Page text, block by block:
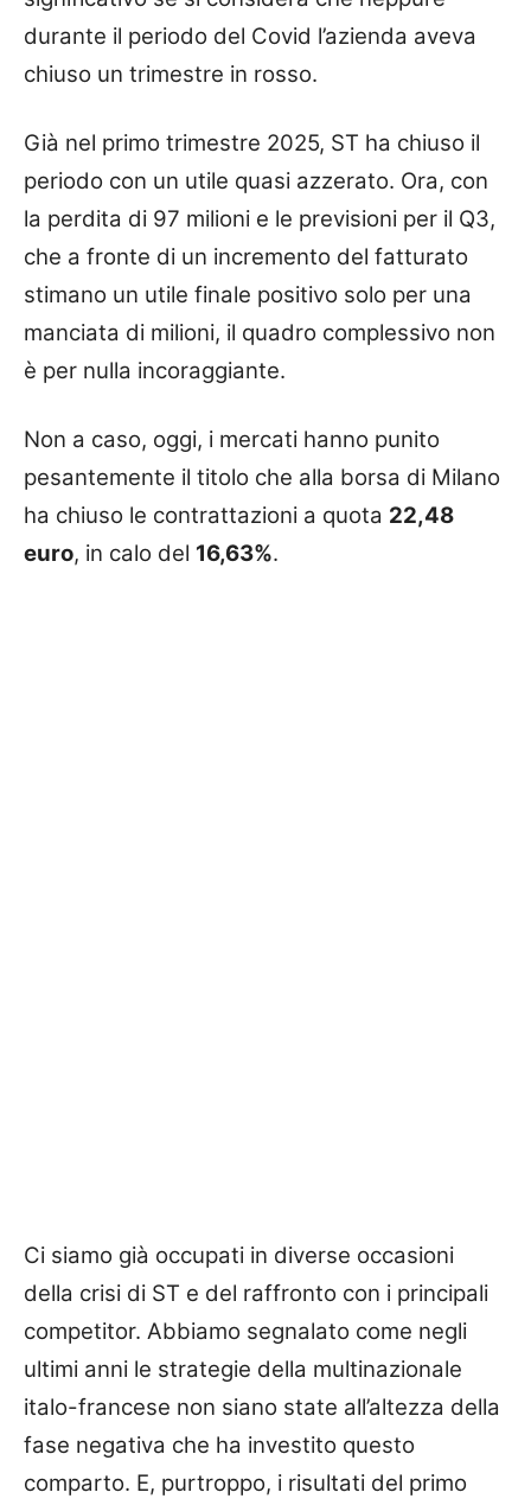
durante il periodo del Covid l’azienda aveva
chiuso un trimestre in rosso.
Già nel primo trimestre 2025, ST ha chiuso il
periodo con un utile quasi azzerato. Ora, con
la perdita di 97 milioni e le previsioni per il Q3,
che a fronte di un incremento del fatturato
stimano un utile finale positivo solo per una
manciata di milioni, il quadro complessivo non
è per nulla incoraggiante.
Non a caso, oggi, i mercati hanno punito
pesantemente il titolo che alla borsa di Milano
ha chiuso le contrattazioni a quota 22,48
euro, in calo del 16,63%.
Ci siamo già occupati in diverse occasioni
della crisi di ST e del raffronto con i principali
competitor. Abbiamo segnalato come negli
ultimi anni le strategie della multinazionale
italo-francese non siano state all’altezza della
fase negativa che ha investito questo
comparto. E, purtroppo, i risultati del primo